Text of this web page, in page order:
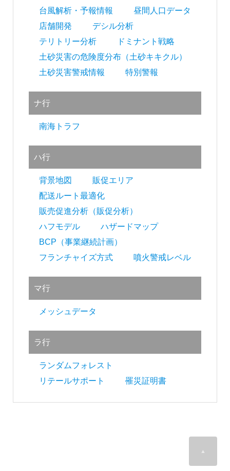
台風解析・予報情報
昼間人口データ
店舗開発
デシル分析
テリトリー分析
ドミナント戦略
土砂災害の危険度分布（土砂キキクル）
土砂災害警戒情報
特別警報
ナ行
南海トラフ
ハ行
背景地図
販促エリア
配送ルート最適化
販売促進分析（販促分析）
ハフモデル
ハザードマップ
BCP（事業継続計画）
フランチャイズ方式
噴火警戒レベル
マ行
メッシュデータ
ラ行
ランダムフォレスト
リテールサポート
罹災証明書
▲